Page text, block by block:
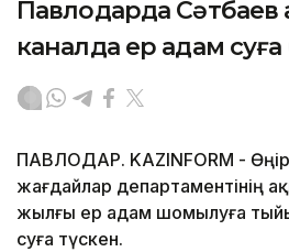
Павлодарда Сәтбаев
каналда ер адам суға
ПАВЛОДАР. KAZINFORM -
жағдайлар департаментінің
жылғы ер адам шомылуға
суға түскен.